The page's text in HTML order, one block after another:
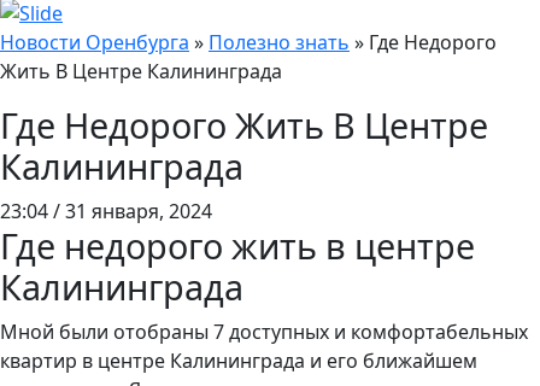
Новости Оренбурга » Полезно знать » Где Недорого
Жить В Центре Калининграда
Где Недорого Жить В Центре
Калининграда
23:04 / 31 января, 2024
Где недорого жить в центре
Калининграда
Мной были отобраны 7 доступных и комфортабельных
квартир в центре Калининграда и его ближайшем